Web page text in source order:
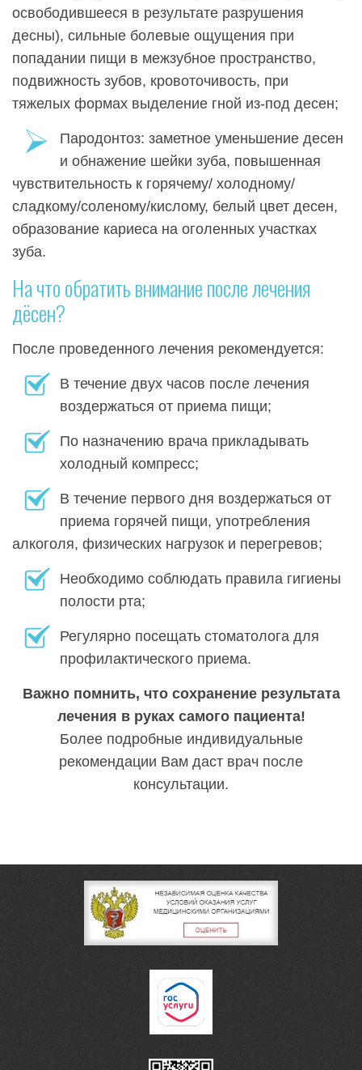
освободившееся в результате разрушения
десны), сильные болевые ощущения при
попадании пищи в межзубное пространство,
подвижность зубов, кровоточивость, при
тяжелых формах выделение гной из-под десен;
Пародонтоз: заметное уменьшение десен
и обнажение шейки зуба, повышенная
чувствительность к горячему/ холодному/
сладкому/соленому/кислому, белый цвет десен,
образование кариеса на оголенных участках
зуба.
На что обратить внимание после лечения
дёсен?
После проведенного лечения рекомендуется:
В течение двух часов после лечения
воздержаться от приема пищи;
По назначению врача прикладывать
холодный компресс;
В течение первого дня воздержаться от
приема горячей пищи, употребления
алкоголя, физических нагрузок и перегревов;
Необходимо соблюдать правила гигиены
полости рта;
Регулярно посещать стоматолога для
профилактического приема.
Важно помнить, что сохранение результата
лечения в руках самого пациента!
Более подробные индивидуальные
рекомендации Вам даст врач после
консультации.